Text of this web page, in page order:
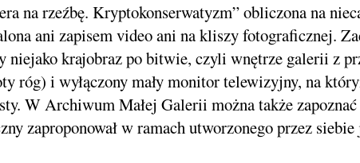
na rzeźbę. Kryptokonserwatyzm” obliczona na
ani zapisem video ani na kliszy fotograficznej.
niejako krajobraz po bitwie, czyli wnętrze galerii z
róg) i wyłączony mały monitor telewizyjny, na
W Archiwum Małej Galerii można także
zaproponował w ramach utworzonego przez